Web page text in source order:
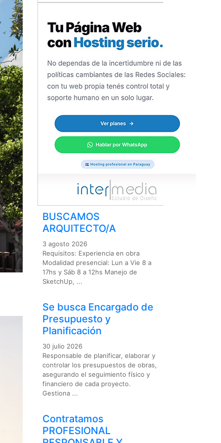
BUSCAMOS
ARQUITECTO/A
3 agosto 2026
Requisitos: Experiencia en obra
Modalidad presencial: Lun a Vie 8 a
17hs y Sáb 8 a 12hs Manejo de
SketchUp, ...
Se busca Encargado de
Presupuesto y
Planificación
30 julio 2026
Responsable de planificar, elaborar y
controlar los presupuestos de obras,
asegurando el seguimiento físico y
financiero de cada proyecto.
Gestiona ...
Contratamos
PROFESIONAL